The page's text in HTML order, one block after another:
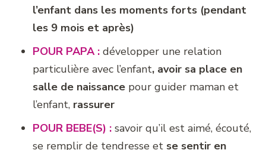
l’enfant dans les moments forts (pendant
les 9 mois et après)
POUR PAPA : développer une relation
particulière avec l’enfant, avoir sa place en
salle de naissance pour guider maman et
l’enfant, rassurer
POUR BEBE(S) : savoir qu’il est aimé, écouté,
se remplir de tendresse et se sentir en